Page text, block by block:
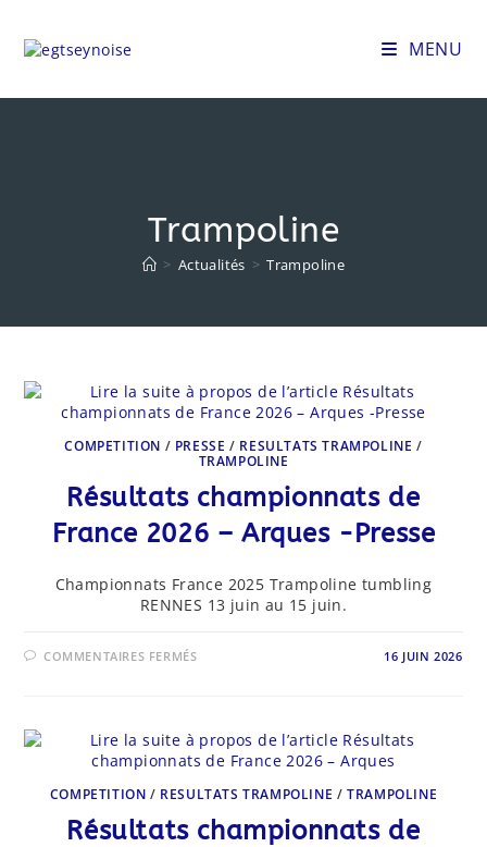
content
MENU
Trampoline
> Actualités > Trampoline
COMPETITION / PRESSE / RESULTATS TRAMPOLINE /
TRAMPOLINE
Résultats championnats de
France 2026 – Arques -Presse
Championnats France 2025 Trampoline tumbling
RENNES 13 juin au 15 juin.
COMMENTAIRES FERMÉSSUR
–
ARQUES
-
16 JUIN 2026
COMPETITION / RESULTATS TRAMPOLINE /TRAMPOLINE
Résultats championnats de